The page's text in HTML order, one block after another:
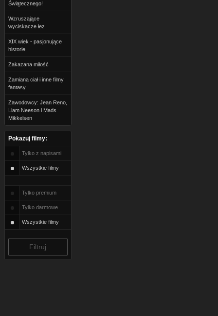
Świątecznego!
Wzruszające
wyciskacze łez
XIX wiek - pasjonujące
historie
Zakazana miłość
Zamiana ciał i inne filmy
fantasy
Zawodowcy: Jean Reno,
Liam Neeson i Mads
Mikkelsen
Pokazuj filmy:
Tylko z napisami
Wszystkie filmy
Tylko premium
Tylko darmowe
Wszystkie filmy